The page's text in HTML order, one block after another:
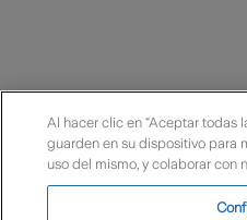
Al hacer clic en “Aceptar todas
guarden en su dispositivo para
uso del mismo, y colaborar con